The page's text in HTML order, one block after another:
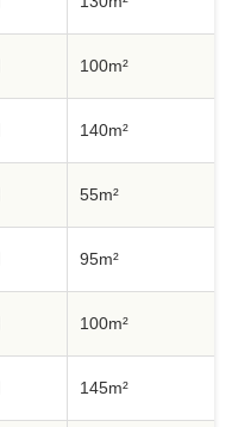
100m²
140m²
55m²
95m²
100m²
145m²